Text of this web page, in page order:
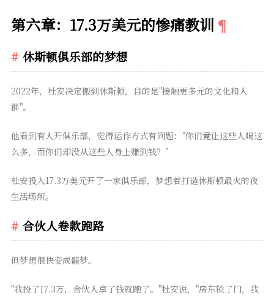
第六章：17.3万美元的惨痛教训
休斯顿俱乐部的梦想
2022年，杜安决定搬到休斯顿，目的是"接触更多元的文化和人
群"。
他看到有人开俱乐部，觉得运作方式有问题："你们竟让这些人喝这
么多，而你们却没从这些人身上赚到钱？"
杜安投入17.3万美元开了一家俱乐部，梦想着打造休斯顿最火的夜
生活场所。
合伙人卷款跑路
但梦想很快变成噩梦。
"我投了17.3万，合伙人拿了钱就跑了。"杜安说，"房东锁了门，我